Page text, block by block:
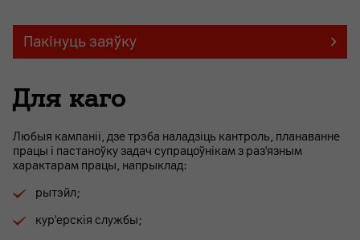
Пакінуць заяўку
Для каго
Любыя кампаніі, дзе трэба наладзіць кантроль, планаванне
працы і пастаноўку задач супрацоўнікам з раз'язным
характарам працы, напрыклад:
рытэйл;
кур'ерскiя службы;